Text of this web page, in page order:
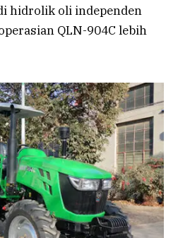
hidrolik oli independen
QLN-904C lebih